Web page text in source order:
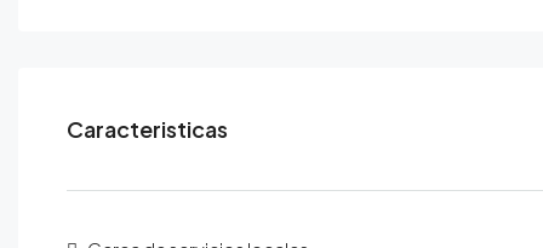
Caracteristicas